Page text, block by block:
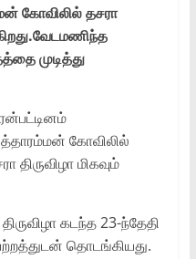
கோவிலில் தசரா
முடித்து
கோவிலில்
மிகவும்
கடந்த 23-ந்தேதி
தொடங்கியது.